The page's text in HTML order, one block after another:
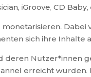
iGroove, CD Baby,
Dabei
sich ihre Inhalte
deren Nutzer*innen
erreicht wurden.